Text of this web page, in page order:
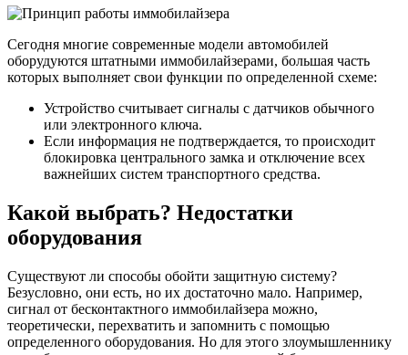
Сегодня многие современные модели автомобилей
оборудуются штатными иммобилайзерами, большая часть
которых выполняет свои функции по определенной схеме:
Устройство считывает сигналы с датчиков обычного
или электронного ключа.
Если информация не подтверждается, то происходит
блокировка центрального замка и отключение всех
важнейших систем транспортного средства.
Какой выбрать? Недостатки
оборудования
Существуют ли способы обойти защитную систему?
Безусловно, они есть, но их достаточно мало. Например,
сигнал от бесконтактного иммобилайзера можно,
теоретически, перехватить и запомнить с помощью
определенного оборудования. Но для этого злоумышленнику